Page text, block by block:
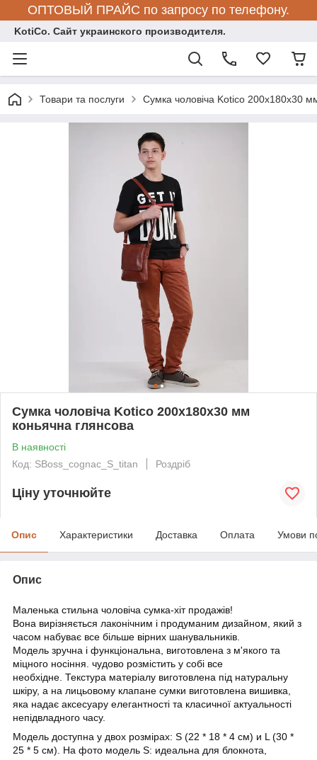
ОПТОВЫЙ ПРАЙС по запросу по телефону.
KotiCo. Сайт украинского производителя.
Товари та послуги Сумка чоловіча Kotico 200х180х30
Сумка чоловіча Kotico 200х180х30 мм
коньячна глянсова
В наявності
Код: SBoss_cognac_S_titan
Роздріб
Ціну уточнюйте
Опис Характеристики Доставка Оплата Умови
Опис
Маленька стильна чоловіча сумка-хіт продажів!
Вона вирізняється лаконічним і продуманим дизайном, який з
часом набуває все більше вірних шанувальників.
Модель зручна і функціональна, виготовлена з м'якого та
міцного носіння. чудово розмістить у собі все
необхідне. Текстура матеріалу виготовлена під натуральну
шкіру, а на лицьовому клапане сумки виготовлена вишивка,
яка надає аксесуару елегантності та класичної актуальності
непідвладного часу.
Модель доступна у двох розмірах: S (22 * 18 * 4 см) и L (30 *
25 * 5 см). На фото модель S: идеальна для блокнота,